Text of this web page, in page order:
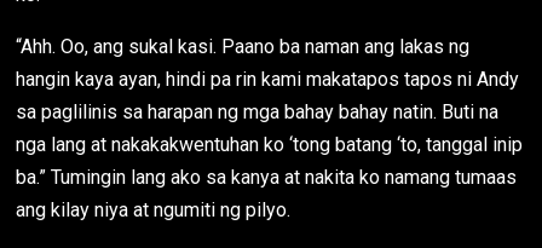
“Ahh. Oo, ang sukal kasi. Paano ba naman ang lakas ng
hangin kaya ayan, hindi pa rin kami makatapos tapos ni Andy
sa paglilinis sa harapan ng mga bahay bahay natin. Buti na
nga lang at nakakakwentuhan ko ‘tong batang ‘to, tanggal inip
ba.” Tumingin lang ako sa kanya at nakita ko namang tumaas
ang kilay niya at ngumiti ng pilyo.